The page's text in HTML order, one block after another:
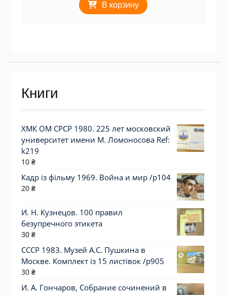
В корзину
Книги
ХМК ОМ СРСР 1980. 225 лет московский
университет имени М. Ломоносова Ref:
k219
10 ₴
Кадр із фільму 1969. Война и мир /p104
20 ₴
И. Н. Кузнецов. 100 правил
безупречного этикета
30 ₴
СССР 1983. Музей А.С. Пушкина в
Москве. Комплект із 15 листівок /р905
30 ₴
И. А. Гончаров, Собрание сочинений в